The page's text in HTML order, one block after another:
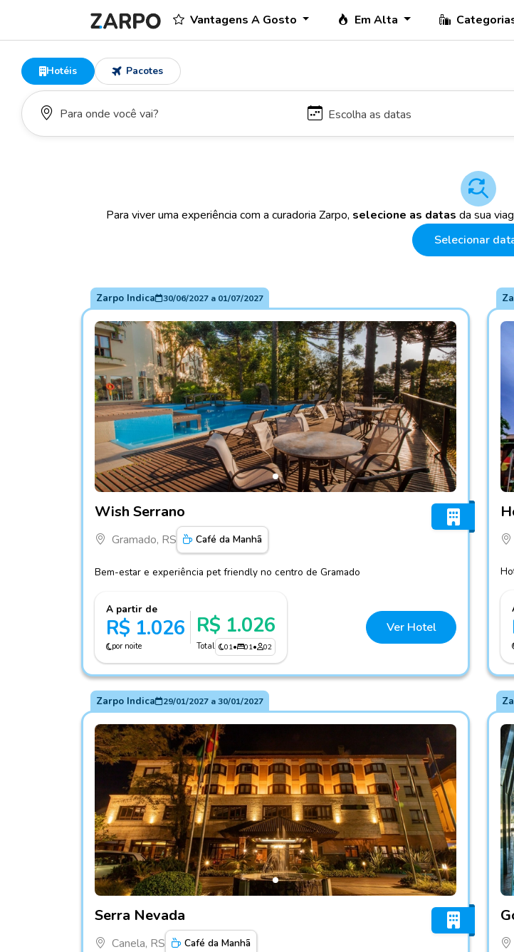
Vantagens A Gosto Em Alta
Hotéis Pacotes
Para viver uma experiência com a curadoria Zarpo, selecione as datas da sua
Selecionar
Zarpo Indica 30/06/2027a 01/07/2027
Wish Serrano
Gramado, RS Café da Manhã
Bem-estar e experiência pet friendly no centro de Gramado
A partir de
R$ 1.026
por noite
R$ 1.026
Total 01• 01• 02
Ver Hotel
Zarpo Indica 29/01/2027a30/01/2027
Serra Nevada
Canela, RS Café da Manhã